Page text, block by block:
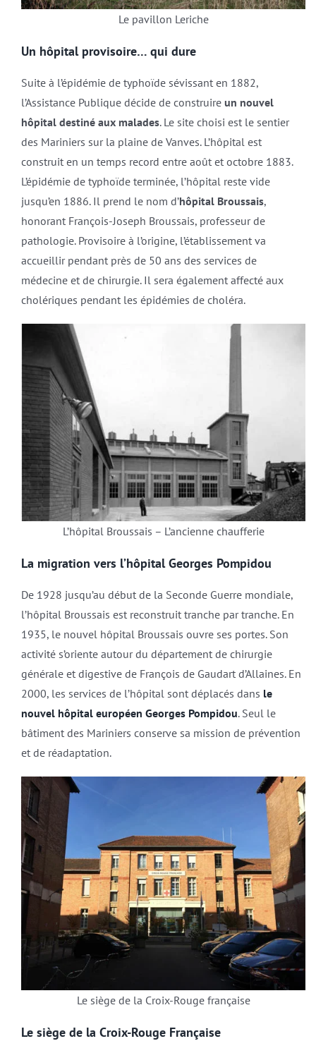
Le pavillon Leriche
Un hôpital provisoire… qui dure
Suite à l’épidémie de typhoïde sévissant en 1882,
l’Assistance Publique décide de construire un nouvel
hôpital destiné aux malades. Le site choisi est le sentier
des Mariniers sur la plaine de Vanves. L’hôpital est
construit en un temps record entre août et octobre 1883.
L’épidémie de typhoïde terminée, l’hôpital reste vide
jusqu’en 1886. Il prend le nom d’hôpital Broussais,
honorant François-Joseph Broussais, professeur de
pathologie. Provisoire à l’origine, l’établissement va
accueillir pendant près de 50 ans des services de
médecine et de chirurgie. Il sera également affecté aux
cholériques pendant les épidémies de choléra.
L’hôpital Broussais – L’ancienne chaufferie
La migration vers l’hôpital Georges Pompidou
De 1928 jusqu’au début de la Seconde Guerre mondiale,
l’hôpital Broussais est reconstruit tranche par tranche. En
1935, le nouvel hôpital Broussais ouvre ses portes. Son
activité s’oriente autour du département de chirurgie
générale et digestive de François de Gaudart d’Allaines. En
2000, les services de l’hôpital sont déplacés dans le
nouvel hôpital européen Georges Pompidou. Seul le
bâtiment des Mariniers conserve sa mission de prévention
et de réadaptation.
Le siège de la Croix-Rouge française
Le siège de la Croix-Rouge Française